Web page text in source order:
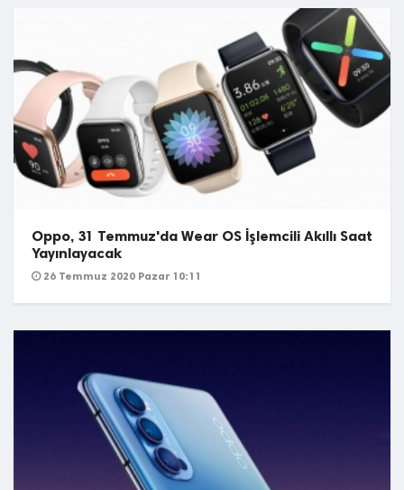
Oppo, 31 Temmuz'da Wear OS İşlemcili Akıllı Saat
Yayınlayacak
26 Temmuz 2020 Pazar 10:11